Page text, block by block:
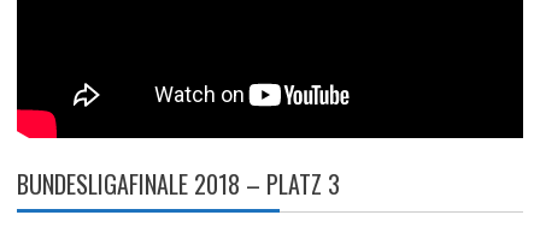
BUNDESLIGAFINALE 2018 – PLATZ 3